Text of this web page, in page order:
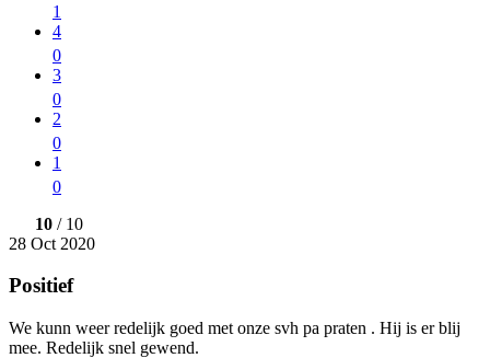
1
4
0
3
0
2
0
1
0
10 / 10
28 Oct 2020
Positief
We kunn weer redelijk goed met onze svh pa praten . Hij is er blij
mee. Redelijk snel gewend.